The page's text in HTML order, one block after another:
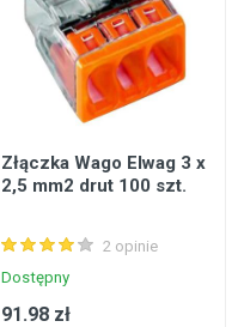
Złączka Wago Elwag 3 x
2,5 mm2 drut 100 szt.
2 opinie
Dostępny
91.98 zł